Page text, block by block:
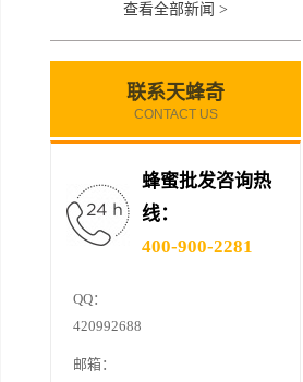
查看全部新闻 >
联系天蜂奇
CONTACT US
蜂蜜批发咨询热
线：
400-900-2281
QQ：
420992688
邮箱：